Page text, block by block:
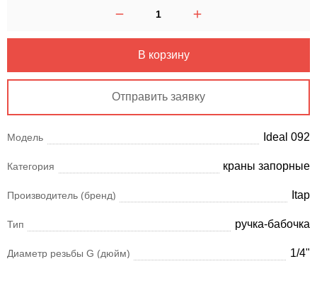
В корзину
Отправить заявку
Модель Ideal 092
Категория краны запорные
Производитель (бренд) Itap
Тип ручка-бабочка
Диаметр резьбы G (дюйм) 1/4"